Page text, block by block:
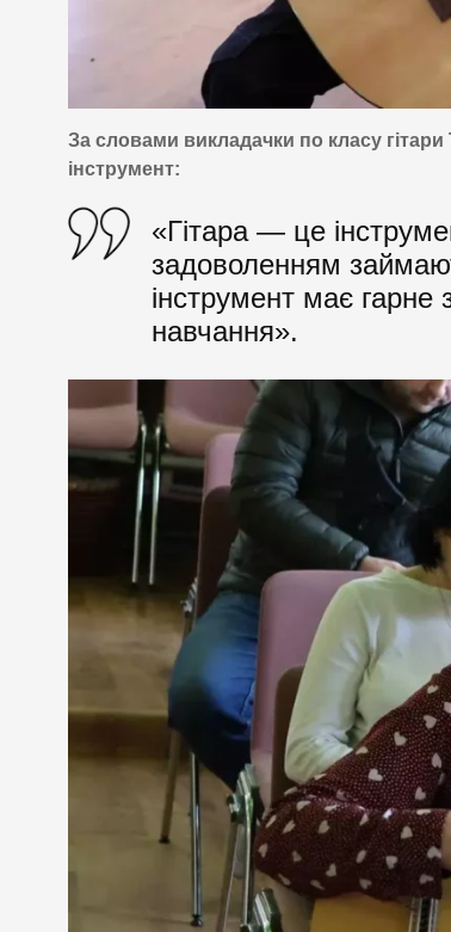
За словами викладачки по класу
інструмент:
«Гітара — це
задоволенням
інструмент має
навчання».